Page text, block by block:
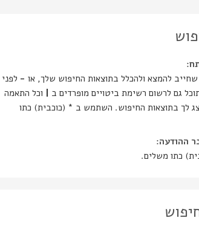
שחייב להמצא ולהכלל בתוצאות החיפוש שלך, או - לפני
גם לרשום רשימת ביטויים מופרדים ב | וכל התאמה
לך בתוצאות החיפוש. השתמש ב * (כוכבית) כתו
ההודעה:
כתו משלים.